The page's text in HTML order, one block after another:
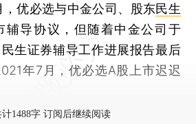
优必选与中金公司、股东民生
辅导协议，但随着中金公司于
生证券辅导工作进展报告最后
年7月，优必选A股上市迟迟
1488字 订阅后继续阅读